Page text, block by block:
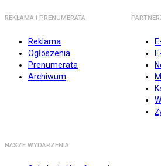
REKLAMA I PRENUMERATA
Reklama
Ogłoszenia
Prenumerata
Archiwum
NASZE WYDARZENIA